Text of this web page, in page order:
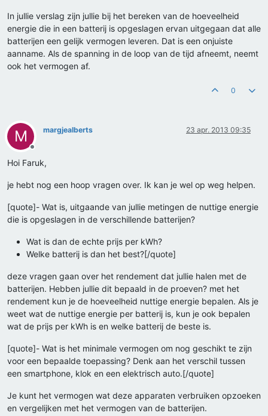
In jullie verslag zijn jullie bij het bereken van de hoeveelheid
energie die in een batterij is opgeslagen ervan uitgegaan dat alle
batterijen een gelijk vermogen leveren. Dat is een onjuiste
aanname. Als de spanning in de loop van de tijd afneemt, neemt
ook het vermogen af.
0
M
Offline
margjealberts 23 apr. 2013 09:35
Hoi Faruk,
je hebt nog een hoop vragen over. Ik kan je wel op weg helpen.
[quote]- Wat is, uitgaande van jullie metingen de nuttige energie
die is opgeslagen in de verschillende batterijen?
Wat is dan de echte prijs per kWh?
Welke batterij is dan het best?[/quote]
deze vragen gaan over het rendement dat jullie halen met de
batterijen. Hebben jullie dit bepaald in de proeven? met het
rendement kun je de hoeveelheid nuttige energie bepalen. Als je
weet wat de nuttige energie per batterij is, kun je ook bepalen
wat de prijs per kWh is en welke batterij de beste is.
[quote]- Wat is het minimale vermogen om nog geschikt te zijn
voor een bepaalde toepassing? Denk aan het verschil tussen
een smartphone, klok en een elektrisch auto.[/quote]
Je kunt het vermogen wat deze apparaten verbruiken opzoeken
en vergelijken met het vermogen van de batterijen.